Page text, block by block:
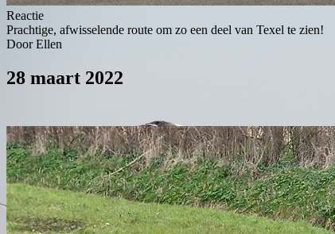
Reactie
Prachtige, afwisselende route om zo een deel van Texel te zien!
Door Ellen
28 maart 2022